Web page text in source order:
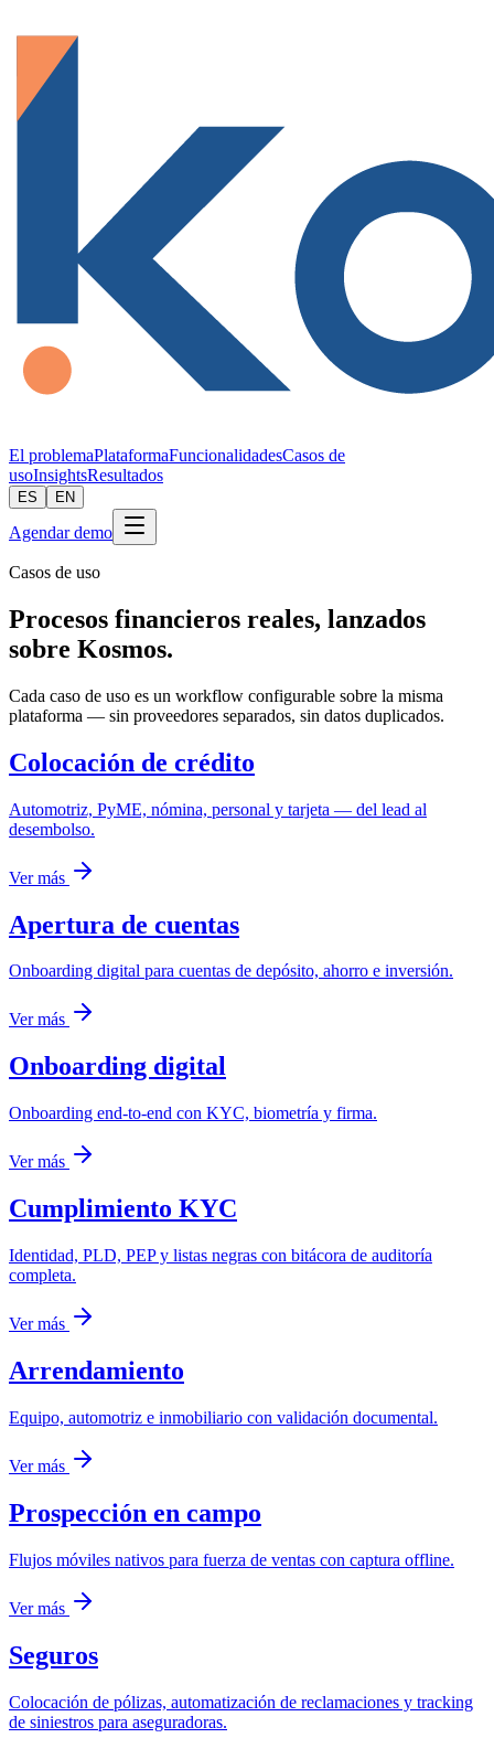
El problemaPlataformaFuncionalidadesCasos de
usoInsightsResultados
ES EN
Agendar demo
Casos de uso
Procesos financieros reales, lanzados
sobre Kosmos.
Cada caso de uso es un workflow configurable sobre la misma
plataforma — sin proveedores separados, sin datos duplicados.
Colocación de crédito
Automotriz, PyME, nómina, personal y tarjeta — del lead al
desembolso.
Ver más
Apertura de cuentas
Onboarding digital para cuentas de depósito, ahorro e inversión.
Ver más
Onboarding digital
Onboarding end-to-end con KYC, biometría y firma.
Ver más
Cumplimiento KYC
Identidad, PLD, PEP y listas negras con bitácora de auditoría
completa.
Ver más
Arrendamiento
Equipo, automotriz e inmobiliario con validación documental.
Ver más
Prospección en campo
Flujos móviles nativos para fuerza de ventas con captura offline.
Ver más
Seguros
Colocación de pólizas, automatización de reclamaciones y tracking
de siniestros para aseguradoras.